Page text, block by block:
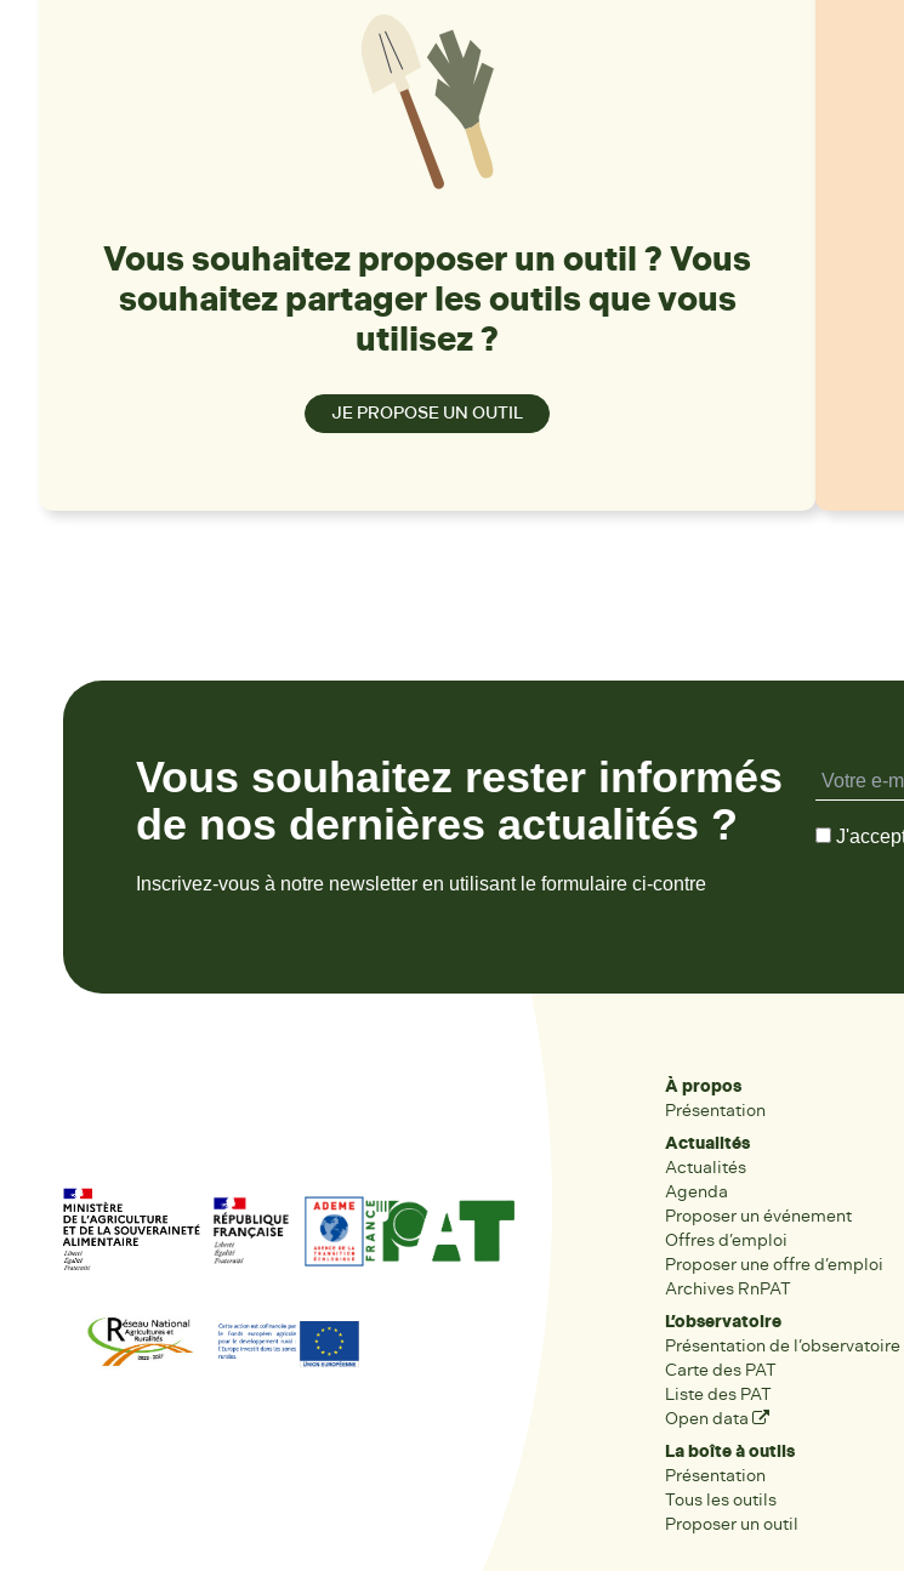
Vous souhaitez proposer un outil ? Vous
souhaitez partager les outils que vous
utilisez ?
JE PROPOSE UN OUTIL
Vous souhaitez rester informés
de nos dernières actualités ?
Inscrivez-vous à notre newsletter en utilisant le formulaire ci-contre
À propos
Présentation
Actualités
Actualités
Agenda
Proposer un événement
Offres d’emploi
Proposer une offre d’emploi
Archives RnPAT
L’observatoire
Présentation de l’observatoire
Carte des PAT
Liste des PAT
Open data
La boîte à outils
Présentation
Tous les outils
Proposer un outil